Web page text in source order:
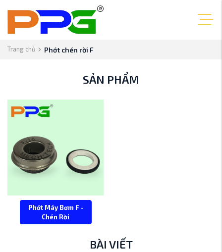
Trang chủ Phớt chén rời F
SẢN PHẨM
Phớt Máy Bơm F -
Chén Rời
BÀI VIẾT